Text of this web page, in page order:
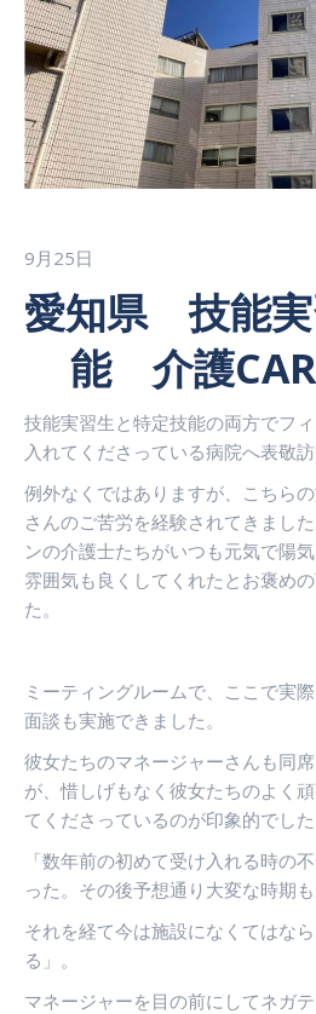
9月25日
愛知県 技能実
能 介護
技能実習生と特定技能の両方でフ
入れてくださっている病院へ表敬訪
例外なくではありますが、こちら
さんのご苦労を経験されてきまし
ンの介護士たちがいつも元気で陽
雰囲気も良くしてくれたとお褒め
た。
ミーティングルームで、ここで実
面談も実施できました。
彼女たちのマネージャーさんも同
が、惜しげもなく彼女たちのよく
てくださっているのが印象的でした
「数年前の初めて受け入れる時の
った。その後予想通り大変な時期も
それを経て今は施設になくてはな
る」。
マネージャーを目の前にしてネガ